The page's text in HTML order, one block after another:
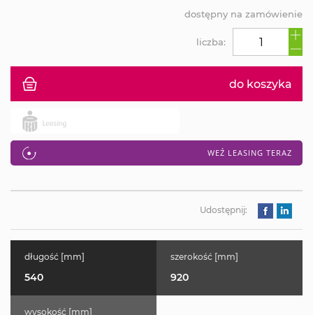
do koszyka
WEŹ LEASING TERAZ
liczba:
dostępny na zamówienie
Udostępnij:
długość [mm]
540
szerokość [mm]
920
wysokość [mm]